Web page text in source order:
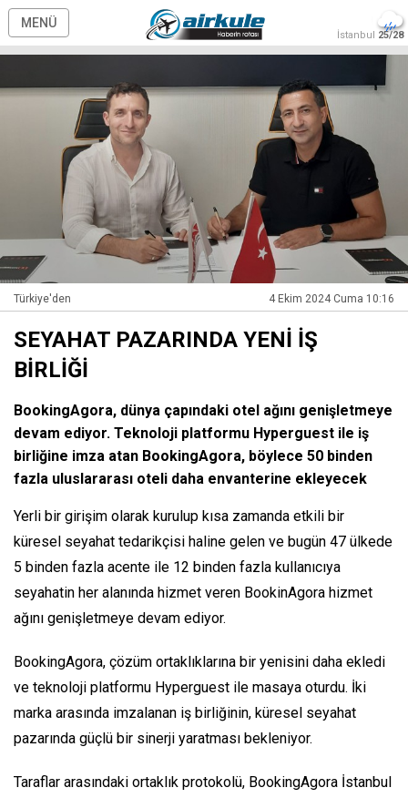
MENÜ
İstanbul 25/28
Türkiye'den 4 Ekim 2024 Cuma 10:16
SEYAHAT PAZARINDA YENİ İŞ
BİRLİĞİ
BookingAgora, dünya çapındaki otel ağını genişletmeye
devam ediyor. Teknoloji platformu Hyperguest ile iş
birliğine imza atan BookingAgora, böylece 50 binden
fazla uluslararası oteli daha envanterine ekleyecek
Yerli bir girişim olarak kurulup kısa zamanda etkili bir
küresel seyahat tedarikçisi haline gelen ve bugün 47 ülkede
5 binden fazla acente ile 12 binden fazla kullanıcıya
seyahatin her alanında hizmet veren BookinAgora hizmet
ağını genişletmeye devam ediyor.
BookingAgora, çözüm ortaklıklarına bir yenisini daha ekledi
ve teknoloji platformu Hyperguest ile masaya oturdu. İki
marka arasında imzalanan iş birliğinin, küresel seyahat
pazarında güçlü bir sinerji yaratması bekleniyor.
Taraflar arasındaki ortaklık protokolü, BookingAgora İstanbul